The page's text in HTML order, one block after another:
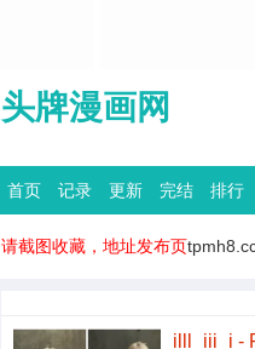
头牌漫画网
首页 记录 更新 完结 排行
请截图收藏，地址发布页
illl_iii_i -